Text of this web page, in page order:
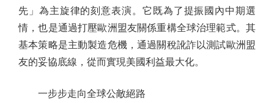
先」為主旋律的刻意表演。它既為了提振國內中期選
情，也是通過打壓歐洲盟友關係重構全球治理範式。其
基本策略是主動製造危機，通過關稅訛詐以測試歐洲盟
友的妥協底線，從而實現美國利益最大化。
一步步走向全球公敵絕路